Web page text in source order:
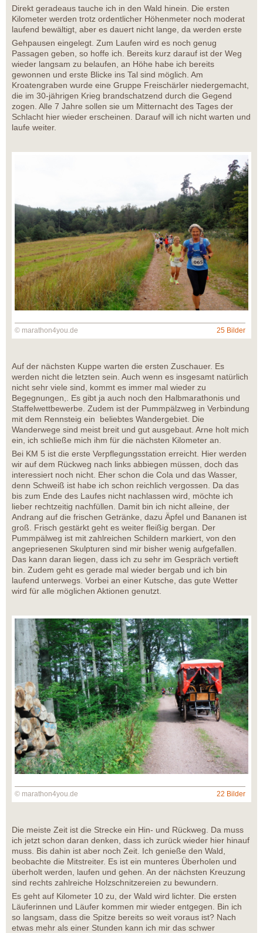
Direkt geradeaus tauche ich in den Wald hinein. Die ersten
Kilometer werden trotz ordentlicher Höhenmeter noch moderat
laufend bewältigt, aber es dauert nicht lange, da werden erste
Gehpausen eingelegt. Zum Laufen wird es noch genug
Passagen geben, so hoffe ich. Bereits kurz darauf ist der Weg
wieder langsam zu belaufen, an Höhe habe ich bereits
gewonnen und erste Blicke ins Tal sind möglich. Am
Kroatengraben wurde eine Gruppe Freischärler niedergemacht,
die im 30-jährigen Krieg brandschatzend durch die Gegend
zogen. Alle 7 Jahre sollen sie um Mitternacht des Tages der
Schlacht hier wieder erscheinen. Darauf will ich nicht warten und
laufe weiter.
© marathon4you.de 25 Bilder
Auf der nächsten Kuppe warten die ersten Zuschauer. Es
werden nicht die letzten sein. Auch wenn es insgesamt natürlich
nicht sehr viele sind, kommt es immer mal wieder zu
Begegnungen,. Es gibt ja auch noch den Halbmarathonis und
Staffelwettbewerbe. Zudem ist der Pummpälzweg in Verbindung
mit dem Rennsteig ein beliebtes Wandergebiet. Die
Wanderwege sind meist breit und gut ausgebaut. Arne holt mich
ein, ich schließe mich ihm für die nächsten Kilometer an.
Bei KM 5 ist die erste Verpflegungsstation erreicht. Hier werden
wir auf dem Rückweg nach links abbiegen müssen, doch das
interessiert noch nicht. Eher schon die Cola und das Wasser,
denn Schweiß ist habe ich schon reichlich vergossen. Da das
bis zum Ende des Laufes nicht nachlassen wird, möchte ich
lieber rechtzeitig nachfüllen. Damit bin ich nicht alleine, der
Andrang auf die frischen Getränke, dazu Äpfel und Bananen ist
groß. Frisch gestärkt geht es weiter fleißig bergan. Der
Pummpälweg ist mit zahlreichen Schildern markiert, von den
angepriesenen Skulpturen sind mir bisher wenig aufgefallen.
Das kann daran liegen, dass ich zu sehr im Gespräch vertieft
bin. Zudem geht es gerade mal wieder bergab und ich bin
laufend unterwegs. Vorbei an einer Kutsche, das gute Wetter
wird für alle möglichen Aktionen genutzt.
© marathon4you.de 22 Bilder
Die meiste Zeit ist die Strecke ein Hin- und Rückweg. Da muss
ich jetzt schon daran denken, dass ich zurück wieder hier hinauf
muss. Bis dahin ist aber noch Zeit. Ich genieße den Wald,
beobachte die Mitstreiter. Es ist ein munteres Überholen und
überholt werden, laufen und gehen. An der nächsten Kreuzung
sind rechts zahlreiche Holzschnitzereien zu bewundern.
Es geht auf Kilometer 10 zu, der Wald wird lichter. Die ersten
Läuferinnen und Läufer kommen mir wieder entgegen. Bin ich
so langsam, dass die Spitze bereits so weit voraus ist? Nach
etwas mehr als einer Stunden kann ich mir das schwer